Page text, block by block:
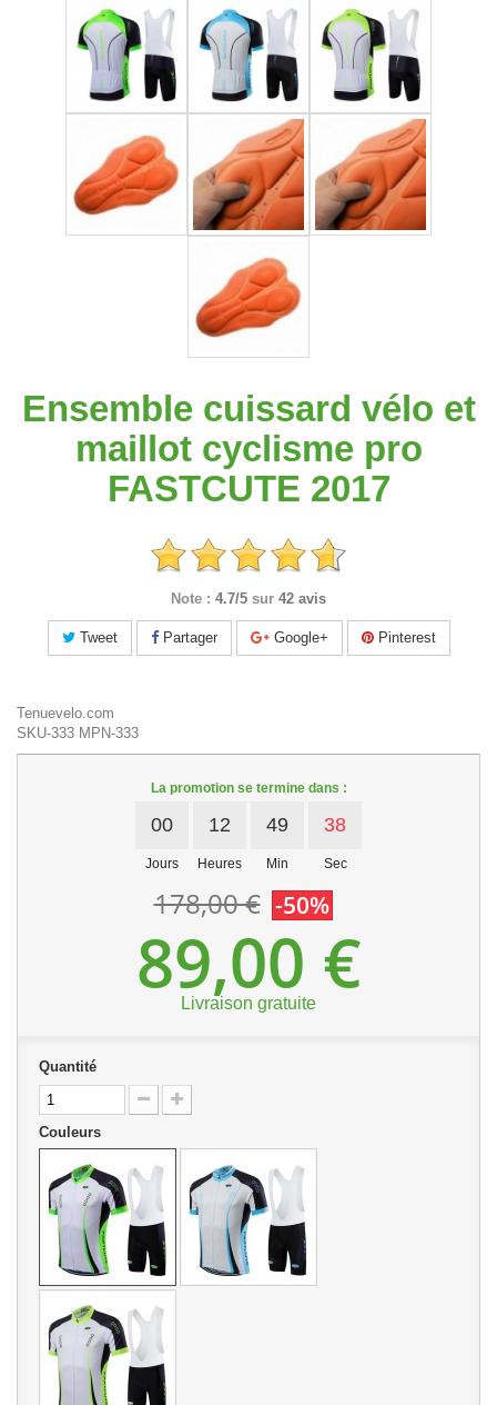
Ensemble cuissard vélo et
maillot cyclisme pro
FASTCUTE 2017
Note : 4.7/5 sur 42 avis
Tweet Partager Google+ Pinterest
Tenuevelo.com
SKU-333 MPN-333
La promotion se termine dans :
00
Jours
12
Heures
49
Min
38
Sec
178,00 € -50%
89,00 €
Livraison gratuite
Quantité
Couleurs